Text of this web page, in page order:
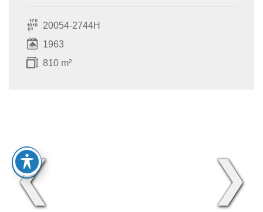
20054-2744H
1963
810 m²
❮ ❯